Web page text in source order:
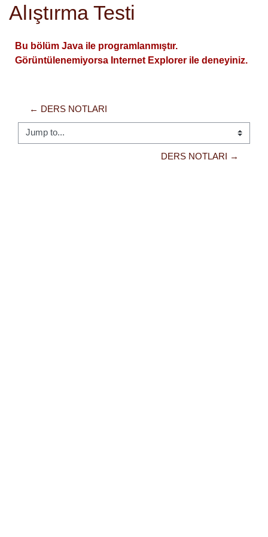
Skip to main content
Alıştırma Testi
Bu bölüm Java ile programlanmıştır.
Görüntülenemiyorsa Internet Explorer ile deneyiniz.
← DERS NOTLARI
Jump to...
DERS NOTLARI →